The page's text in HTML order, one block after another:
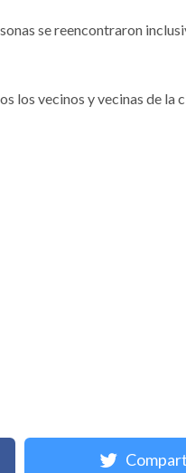
se reencontraron
los vecinos y vecinas de la